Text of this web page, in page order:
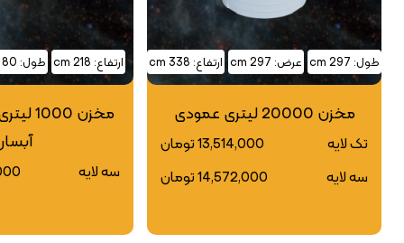
طول: 297 cm عرض: 297 cm ارتفاع: 338 cm
مخزن 20000 لیتری عمودی
تک لایه
13,514,000 تومان
سه لایه
14,572,000 تومان
ارتفاع: 218 cm طول: 80 cm
مخزن
آبسار
سه لایه